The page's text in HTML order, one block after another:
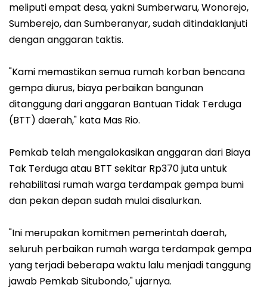
meliputi empat desa, yakni Sumberwaru, Wonorejo,
Sumberejo, dan Sumberanyar, sudah ditindaklanjuti
dengan anggaran taktis.
"Kami memastikan semua rumah korban bencana
gempa diurus, biaya perbaikan bangunan
ditanggung dari anggaran Bantuan Tidak Terduga
(BTT) daerah," kata Mas Rio.
Pemkab telah mengalokasikan anggaran dari Biaya
Tak Terduga atau BTT sekitar Rp370 juta untuk
rehabilitasi rumah warga terdampak gempa bumi
dan pekan depan sudah mulai disalurkan.
"Ini merupakan komitmen pemerintah daerah,
seluruh perbaikan rumah warga terdampak gempa
yang terjadi beberapa waktu lalu menjadi tanggung
jawab Pemkab Situbondo," ujarnya.